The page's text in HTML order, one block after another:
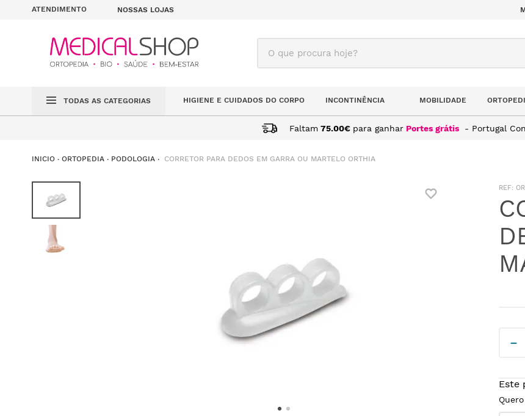
ATENDIMENTO NOSSAS LOJAS
O que procura hoje?
TODAS AS CATEGORIAS HIGIENE E CUIDADOS DO CORPO INCONTINÊNCIA MOBILIDADE
Faltam 75.00€ para ganhar Portes grátis - Portugal
ORTOPEDIA PODOLOGIA CORRETOR PARA DEDOS EM GARRA OU MARTELO ORTHIA
:
－
Este